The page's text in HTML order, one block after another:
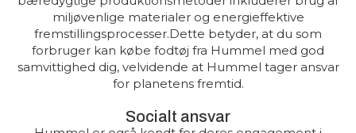
miljøvenlige materialer og energieffektive
fremstillingsprocesser.Dette betyder, at du som
forbruger kan købe fodtøj fra Hummel med god
samvittighed dig, velvidende at Hummel tager ansvar
for planetens fremtid.
Socialt ansvar